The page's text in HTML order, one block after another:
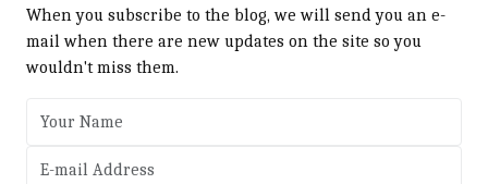
When you subscribe to the blog, we will send you an e-
mail when there are new updates on the site so you
wouldn't miss them.
E-mail Address